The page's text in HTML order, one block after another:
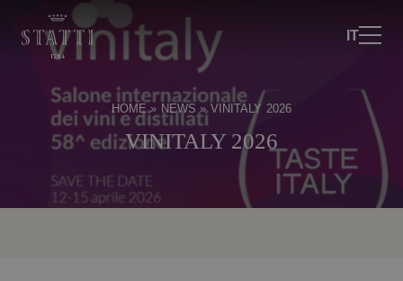
IT
HOME» NEWS »VINITALY 2026
VINITALY 2026